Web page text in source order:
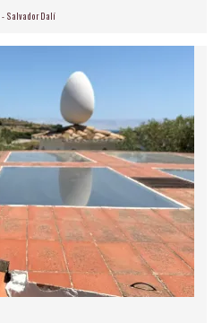
- Salvador Dalí